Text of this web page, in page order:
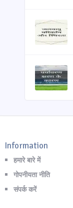
Information
हमारे बारे में
गोपनीयता नीति
संपर्क करें